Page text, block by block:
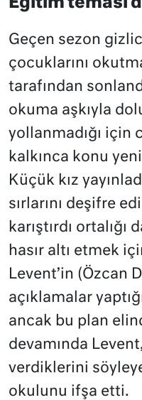
Geçen sezon
çocuklarını
tarafından
okuma aşkıyla
yollanmadığı için
kalkınca konu
Küçük kız
sırlarını deşifre
karıştırdı ortalığı
hasır altı etmek
Levent’in (Özcan
açıklamalar
ancak bu plan
devamında
verdiklerini
okulunu ifşa etti.